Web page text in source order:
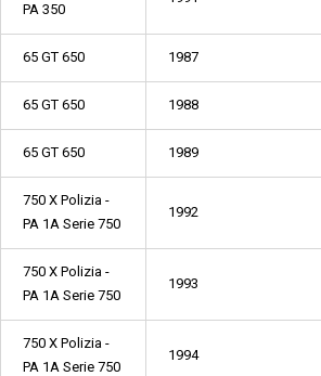
PA 350
65 GT 650 1987
65 GT 650 1988
65 GT 650 1989
750 X Polizia -
PA 1A Serie 750
1992
750 X Polizia -
PA 1A Serie 750
1993
750 X Polizia -
PA 1A Serie 750
1994